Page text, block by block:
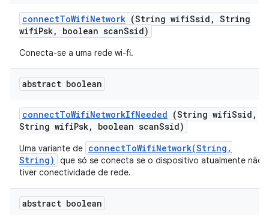
connectToWifiNetwork (String wifiSsid , String
wifiPsk, boolean scanSsid)
Conecta-se a uma rede wi-fi.
abstract boolean
connectToWifiNetworkIfNeeded (String wifiSsid ,
String wifiPsk, boolean scanSsid)
Uma variante de connectToWifiNetwork(String,
String)
que só se conecta se o dispositivo atualmente não
tiver conectividade de rede.
abstract boolean